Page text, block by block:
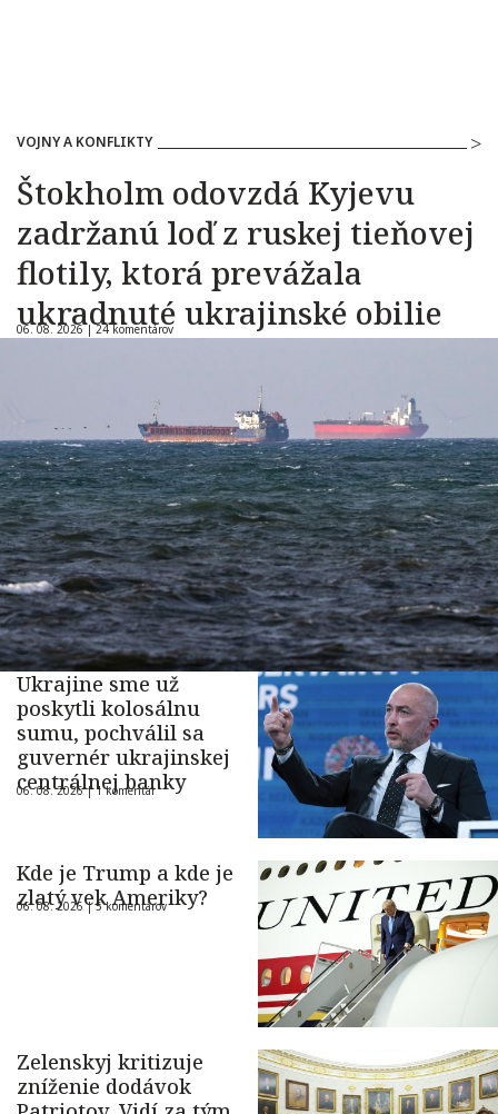
VOJNY A KONFLIKTY
Štokholm odovzdá Kyjevu
zadržanú loď z ruskej tieňovej
flotily, ktorá prevážala
ukradnuté ukrajinské obilie
06. 08. 2026 |24 komentárov
Ukrajine sme už
poskytli kolosálnu
sumu, pochválil sa
guvernér ukrajinskej
centrálnej banky
06. 08. 2026 |1 komentár
Kde je Trump a kde je
zlatý vek Ameriky?
06. 08. 2026 |5 komentárov
Zelenskyj kritizuje
zníženie dodávok